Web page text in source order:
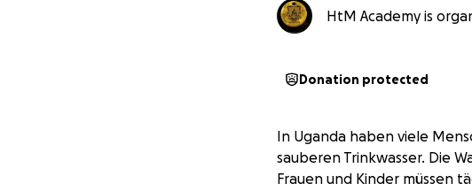
HtM Academy is
Donation protected
In Uganda haben viele
sauberen Trinkwasser. Die
Frauen und Kinder müssen